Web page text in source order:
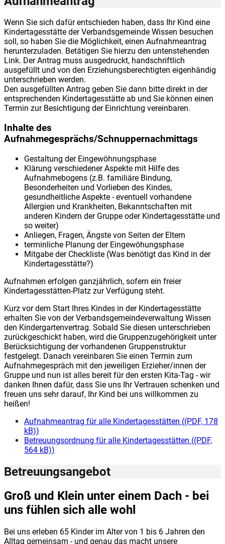
Wenn Sie sich dafür entschieden haben, dass Ihr Kind eine
Kindertagesstätte der Verbandsgemeinde Wissen besuchen
soll, so haben Sie die Möglichkeit, einen Aufnahmeantrag
herunterzuladen. Betätigen Sie hierzu den untenstehenden
Link. Der Antrag muss ausgedruckt, handschriftlich
ausgefüllt und von den Erziehungsberechtigten eigenhändig
unterschrieben werden.
Den ausgefüllten Antrag geben Sie dann bitte direkt in der
entsprechenden Kindertagesstätte ab und Sie können einen
Termin zur Besichtigung der Einrichtung vereinbaren.
Inhalte des
Aufnahmegesprächs/Schnuppernachmittags
Gestaltung der Eingewöhnungsphase
Klärung verschiedener Aspekte mit Hilfe des
Aufnahmebogens (z.B. familiäre Bindung,
Besonderheiten und Vorlieben des Kindes,
gesundheitliche Aspekte - eventuell vorhandene
Allergien und Krankheiten, Bekanntschaften mit
anderen Kindern der Gruppe oder Kindertagesstätte und
so weiter)
Anliegen, Fragen, Ängste von Seiten der Eltern
terminliche Planung der Eingewöhungsphase
Mitgabe der Checkliste (Was benötigt das Kind in der
Kindertagesstätte?)
Aufnahmen erfolgen ganzjährlich, sofern ein freier
Kindertagesstätten-Platz zur Verfügung steht.
Kurz vor dem Start Ihres Kindes in der Kindertagesstätte
erhalten Sie von der Verbandsgemeindeverwaltung Wissen
den Kindergartenvertrag. Sobald Sie diesen unterschrieben
zurückgeschickt haben, wird die Gruppenzugehörigkeit unter
Berücksichtigung der vorhandenen Gruppenstruktur
festgelegt. Danach vereinbaren Sie einen Termin zum
Aufnahmegespräch mit den jeweiligen Erzieher/innen der
Gruppe und nun ist alles bereit für den ersten Kita-Tag - wir
danken Ihnen dafür, dass Sie uns Ihr Vertrauen schenken und
freuen uns sehr darauf, Ihr Kind bei uns willkommen zu
heißen!
Aufnahmeantrag für alle Kindertagesstätten ((PDF, 178
kB))
Betreuungsordnung für alle Kindertagesstätten ((PDF,
564 kB))
Betreuungsangebot
Groß und Klein unter einem Dach - bei
uns fühlen sich alle wohl
Bei uns erleben 65 Kinder im Alter von 1 bis 6 Jahren den
Alltag gemeinsam - und genau das macht unsere